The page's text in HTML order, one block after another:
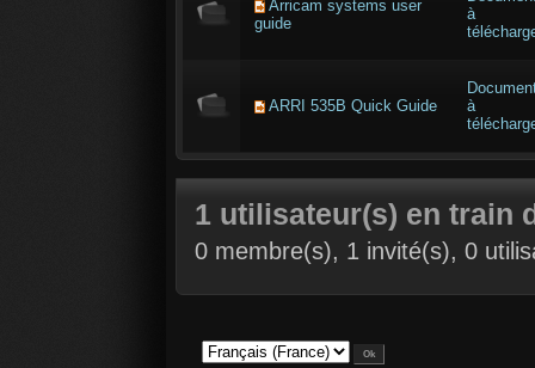
Arricam systems user
guide
à
ARRI 535B Quick Guide
à
1 utilisateur(s) en train
0 membre(s), 1 invité(s), 0